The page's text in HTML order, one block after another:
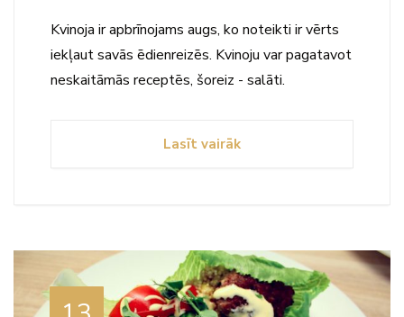
Kvinoja ir apbrīnojams augs, ko noteikti ir vērts
iekļaut savās ēdienreizēs. Kvinoju var pagatavot
neskaitāmās receptēs, šoreiz - salāti.
Lasīt vairāk